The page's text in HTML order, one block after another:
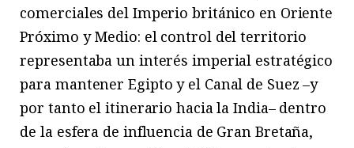
comerciales del Imperio británico en Oriente
Próximo y Medio: el control del territorio
representaba un interés imperial estratégico
para mantener Egipto y el Canal de Suez –y
por tanto el itinerario hacia la India– dentro
de la esfera de influencia de Gran Bretaña,